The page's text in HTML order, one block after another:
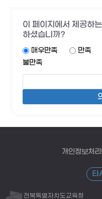
이 페이지에서 제공하
하셨습니까?
매우만족 만족
불만족
개인정보처
타
전북특별자치도교육청